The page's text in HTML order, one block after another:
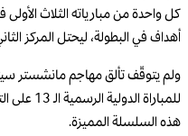
أهداف في البطولة، ليحتل المركز
ولم يتوقّف تألق مهاجم مانشستر
هذه السلسلة المميزة.